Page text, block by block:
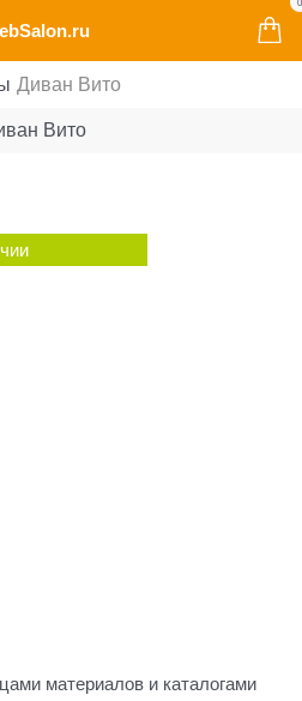
0
Диван Вито
Вито
материалов и каталогами